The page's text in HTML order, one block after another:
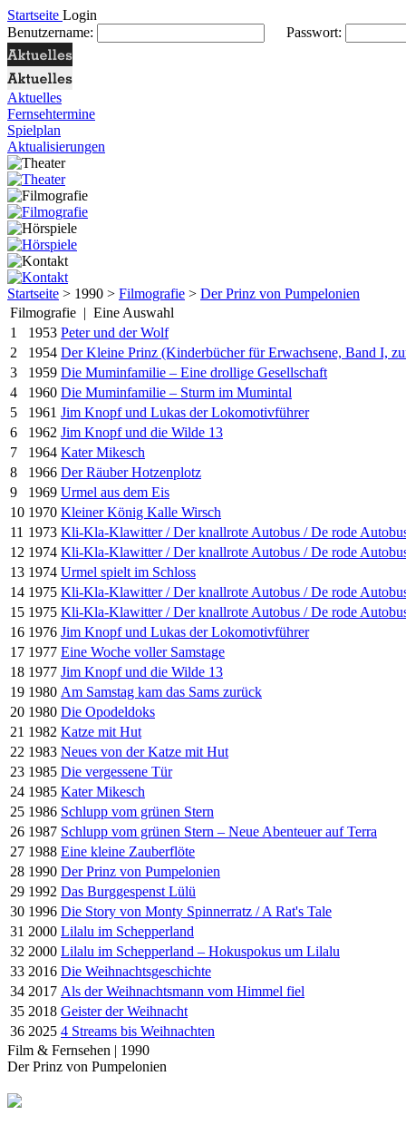
Startseite Login
Benutzername:
Passwort:
Aktuelles
Fernsehtermine
Spielplan
Aktualisierungen
Startseite > 1990 > Filmografie > Der Prinz von Pumpelonien
Filmografie | Eine Auswahl
1
1953 Peter und der Wolf
2
1954 Der Kleine Prinz (Kinderbücher für Erwachsene, Band I,
3
1959 Die Muminfamilie – Eine drollige Gesellschaft
4
1960 Die Muminfamilie – Sturm im Mumintal
5
1961 Jim Knopf und Lukas der Lokomotivführer
6
1962 Jim Knopf und die Wilde 13
7
1964 Kater Mikesch
8
1966 Der Räuber Hotzenplotz
9
1969 Urmel aus dem Eis
10 1970 Kleiner König Kalle Wirsch
11 1973 Kli-Kla-Klawitter / Der knallrote Autobus / De rode
12 1974 Kli-Kla-Klawitter / Der knallrote Autobus / De rode
13 1974 Urmel spielt im Schloss
14 1975 Kli-Kla-Klawitter / Der knallrote Autobus / De rode
15 1975 Kli-Kla-Klawitter / Der knallrote Autobus / De rode
16 1976 Jim Knopf und Lukas der Lokomotivführer
17 1977 Eine Woche voller Samstage
18 1977 Jim Knopf und die Wilde 13
19 1980 Am Samstag kam das Sams zurück
20 1980 Die Opodeldoks
21 1982 Katze mit Hut
22 1983 Neues von der Katze mit Hut
23 1985 Die vergessene Tür
24 1985 Kater Mikesch
25 1986 Schlupp vom grünen Stern
26 1987 Schlupp vom grünen Stern – Neue Abenteuer auf Terra
27 1988 Eine kleine Zauberflöte
28 1990 Der Prinz von Pumpelonien
29 1992 Das Burggespenst Lülü
30 1996 Die Story von Monty Spinnerratz / A Rat's Tale
31 2000 Lilalu im Schepperland
32 2000 Lilalu im Schepperland – Hokuspokus um Lilalu
33 2016 Die Weihnachtsgeschichte
34 2017 Als der Weihnachtsmann vom Himmel fiel
35 2018 Geister der Weihnacht
36 2025 4 Streams bis Weihnachten
Film & Fernsehen | 1990
Der Prinz von Pumpelonien